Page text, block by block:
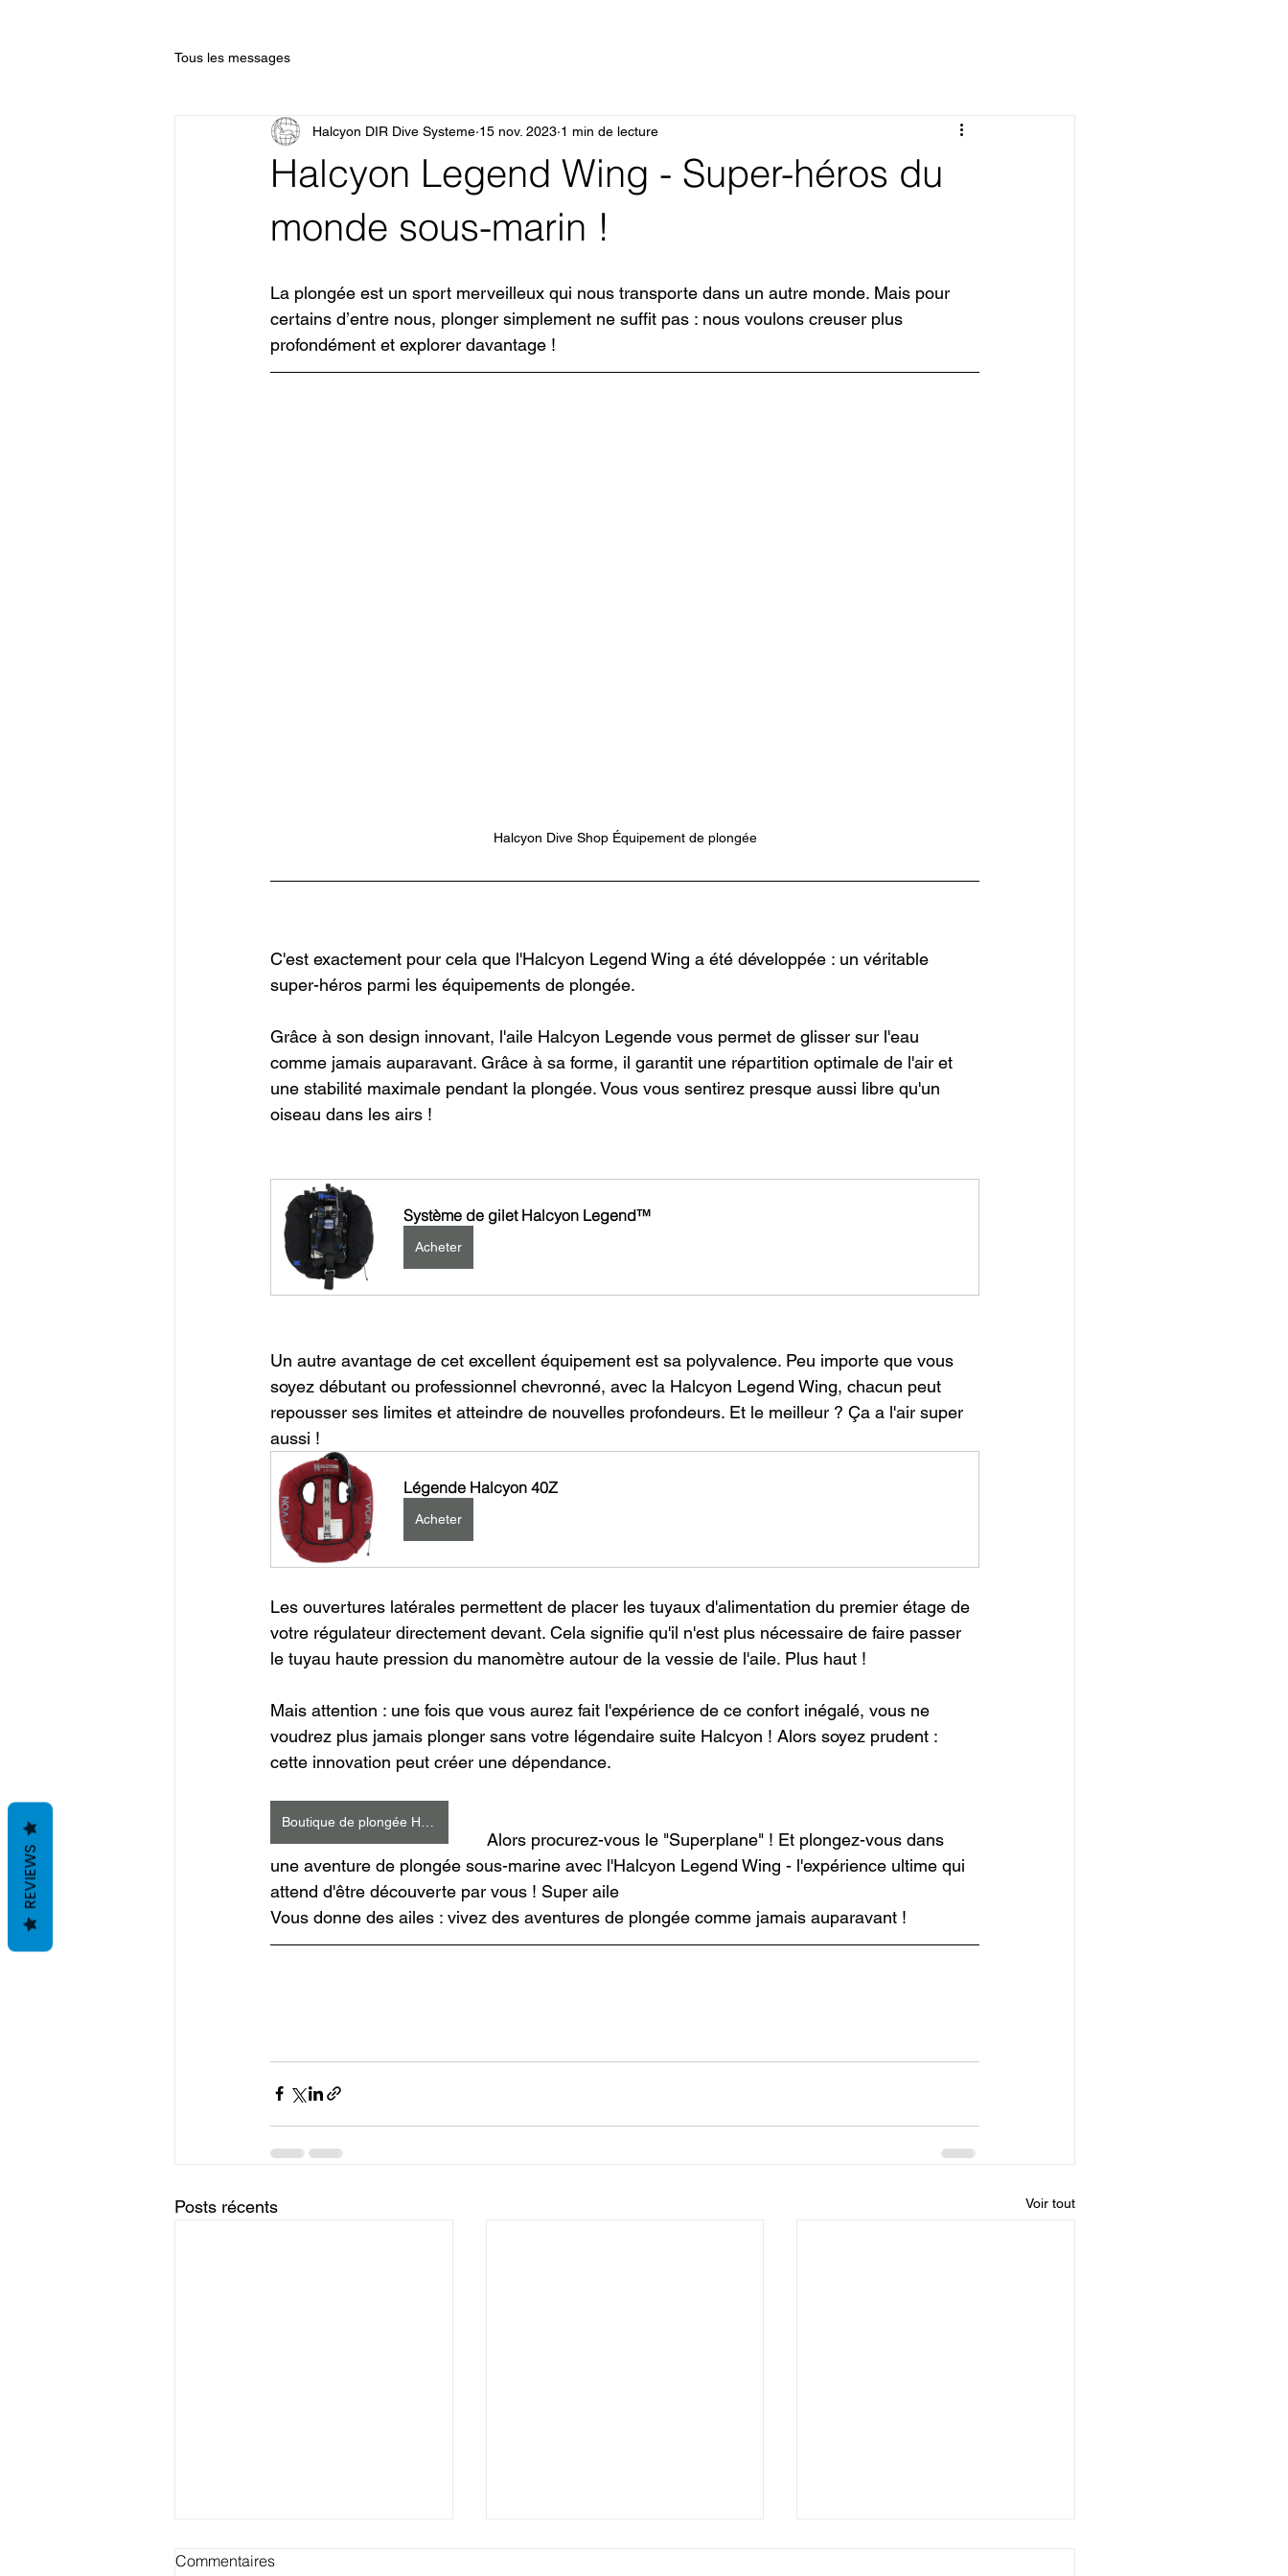
Tous les messages
Halcyon Legend Wing - Super-héros du
monde sous-marin !
Halcyon DIR Dive Systeme 15 nov. 2023 1 min de lecture
La plongée est un sport merveilleux qui nous transporte dans un autre monde. Mais pour
certains d’entre nous, plonger simplement ne suffit pas : nous voulons creuser plus
profondément et explorer davantage !
Halcyon Dive Shop Équipement de plongée
C'est exactement pour cela que l'Halcyon Legend Wing a été développée : un véritable
super-héros parmi les équipements de plongée.
Grâce à son design innovant, l'aile Halcyon Legende vous permet de glisser sur l'eau
comme jamais auparavant. Grâce à sa forme, il garantit une répartition optimale de l'air et
une stabilité maximale pendant la plongée. Vous vous sentirez presque aussi libre qu'un
oiseau dans les airs !
Système de gilet Halcyon Legend™
Acheter
Un autre avantage de cet excellent équipement est sa polyvalence. Peu importe que vous
soyez débutant ou professionnel chevronné, avec la Halcyon Legend Wing, chacun peut
repousser ses limites et atteindre de nouvelles profondeurs. Et le meilleur ? Ça a l'air super
aussi !
Légende Halcyon 40Z
Acheter
Les ouvertures latérales permettent de placer les tuyaux d'alimentation du premier étage de
votre régulateur directement devant. Cela signifie qu'il n'est plus nécessaire de faire passer
le tuyau haute pression du manomètre autour de la vessie de l'aile. Plus haut !
Mais attention : une fois que vous aurez fait l'expérience de ce confort inégalé, vous ne
voudrez plus jamais plonger sans votre légendaire suite Halcyon ! Alors soyez prudent :
cette innovation peut créer une dépendance.
Alors procurez-vous le "Superplane" ! Et plongez-vous dans
une aventure de plongée sous-marine avec l'Halcyon Legend Wing - l'expérience ultime qui
attend d'être découverte par vous ! Super aile
Vous donne des ailes : vivez des aventures de plongée comme jamais auparavant !
Posts récents Voir tout
Commentaires
REVIEWS